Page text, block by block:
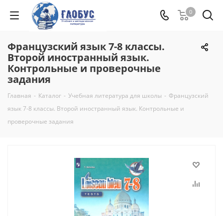
0
Французский язык 7-8 классы.
Второй иностранный язык.
Контрольные и проверочные
задания
Главная - Каталог - Учебная литература для школы - Французский
язык 7-8 классы. Второй иностранный язык. Контрольные и
проверочные задания